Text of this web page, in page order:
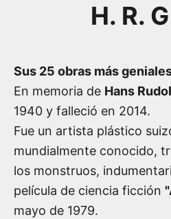
H. R.
Sus 25 obras más
En memoria de Hans
1940 y falleció en 2014.
Fue un artista plástico
mundialmente conocido,
los monstruos,
película de ciencia ficción
mayo de 1979.